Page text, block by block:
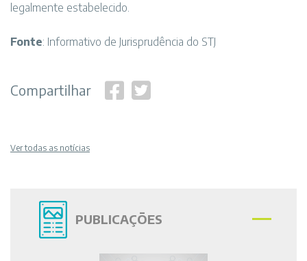
legalmente estabelecido.
Fonte: Informativo de Jurisprudência do STJ
Compartilhar
Ver todas as notícias
PUBLICAÇÕES